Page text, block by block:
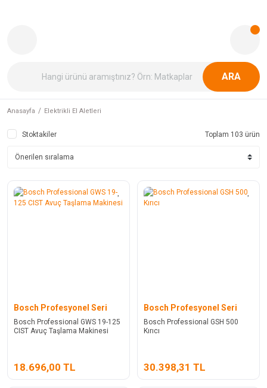
ARA
Anasayfa Elektrikli El Aletleri
Stoktakiler Toplam 103 ürün
Bosch Profesyonel Seri
Bosch Professional GWS 19-125
CIST Avuç Taşlama Makinesi
18.696,00 TL
Bosch Profesyonel Seri
Bosch Professional GSH 500
Kırıcı
30.398,31 TL